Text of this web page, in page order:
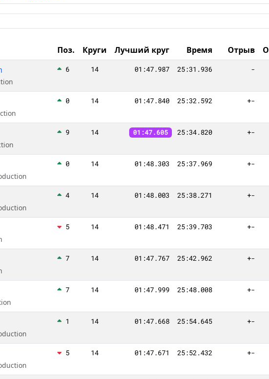
Поз. Круги Лучший круг Время Отрыв
6 14 01:47.987 25:31.936 -
0 14 01:47.840 25:32.592 +-
9 14 01:47.605 25:34.820 +-
0 14 01:48.303 25:37.969 +-
4 14 01:48.003 25:38.271 +-
5 14 01:48.471 25:39.703 +-
7 14 01:47.767 25:42.962 +-
7 14 01:47.999 25:48.008 +-
1 14 01:47.668 25:54.645 +-
5 14 01:47.671 25:52.432 +-